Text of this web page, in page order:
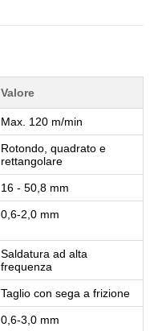
Valore
Max. 120 m/min
Rotondo, quadrato e
rettangolare
16 - 50,8 mm
0,6-2,0 mm
Saldatura ad alta
frequenza
Taglio con sega a frizione
0,6-3,0 mm